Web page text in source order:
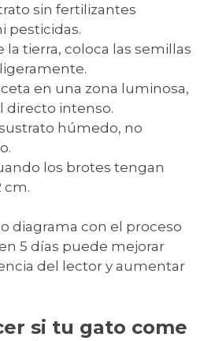
sin fertilizantes
pesticidas.
la tierra, coloca las semillas
en una zona luminosa,
directo intenso.
húmedo, no
los brotes tengan
cm.
si tu gato come